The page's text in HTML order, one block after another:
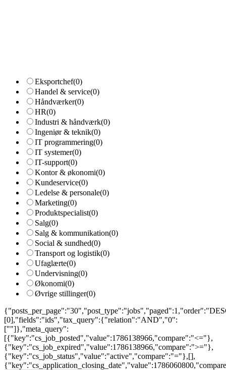
Eksportchef(0)
Handel & service(0)
Håndværker(0)
HR(0)
Industri & håndværk(0)
Ingeniør & teknik(0)
IT programmering(0)
IT systemer(0)
IT-support(0)
Kontor & økonomi(0)
Kundeservice(0)
Ledelse & personale(0)
Marketing(0)
Produktspecialist(0)
Salg(0)
Salg & kommunikation(0)
Social & sundhed(0)
Transport og logistik(0)
Ufaglærte(0)
Undervisning(0)
Økonomi(0)
Øvrige stillinger(0)
[0],"fields":"ids","tax_query":{"relation":"AND","0":
[""]},"meta_query":
[{"key":"cs_job_posted","value":1786138966,"compare":"<="},
{"key":"cs_job_expired","value":1786138966,"compare":">="},
{"key":"cs_job_status","value":"active","compare":"="},[],